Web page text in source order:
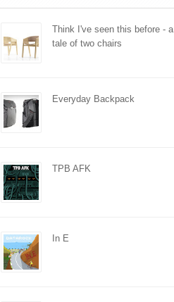
Think I've seen this before - a
tale of two chairs
Everyday Backpack
TPB AFK
In E